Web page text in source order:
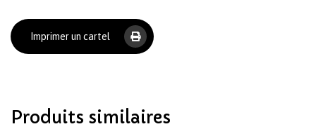
Revenir à l'Artotek
Imprimer un cartel
Produits similaires